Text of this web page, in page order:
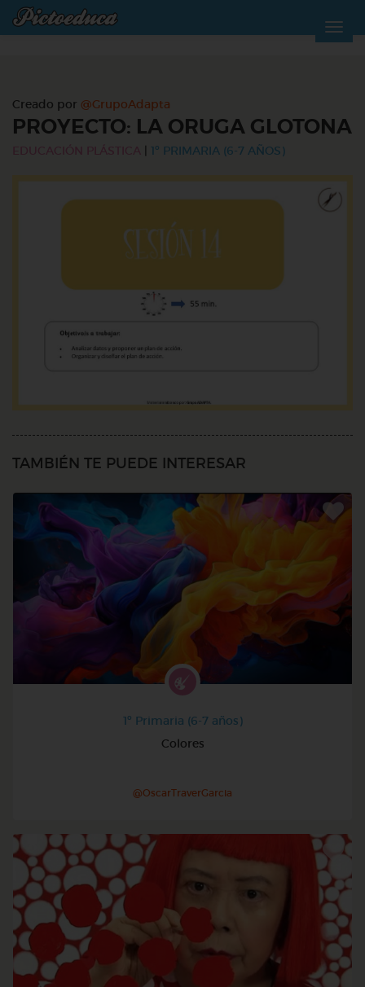
Creado por @GrupoAdapta
PROYECTO: LA ORUGA GLOTONA
EDUCACIÓN PLÁSTICA 1º PRIMARIA (6-7 AÑOS)
TAMBIÉN TE PUEDE INTERESAR
1º Primaria (6-7 años)
Colores
@OscarTraverGarcia